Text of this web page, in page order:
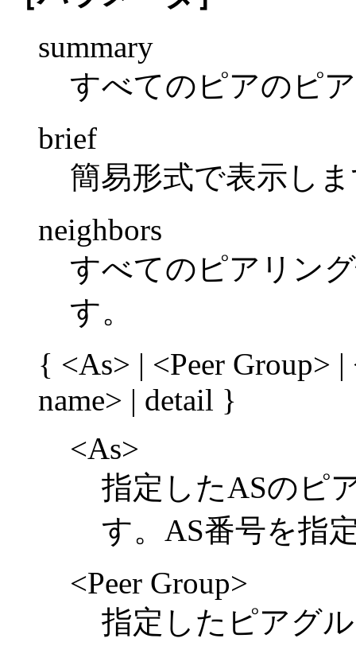
summary
すべてのピアのピ
brief
簡易形式で表示し
neighbors
すべてのピアリン
す。
{ <As> | <Peer Group> |
name> | detail }
<As>
指定したASのピ
す。AS番号を指
<Peer Group>
指定したピアグ